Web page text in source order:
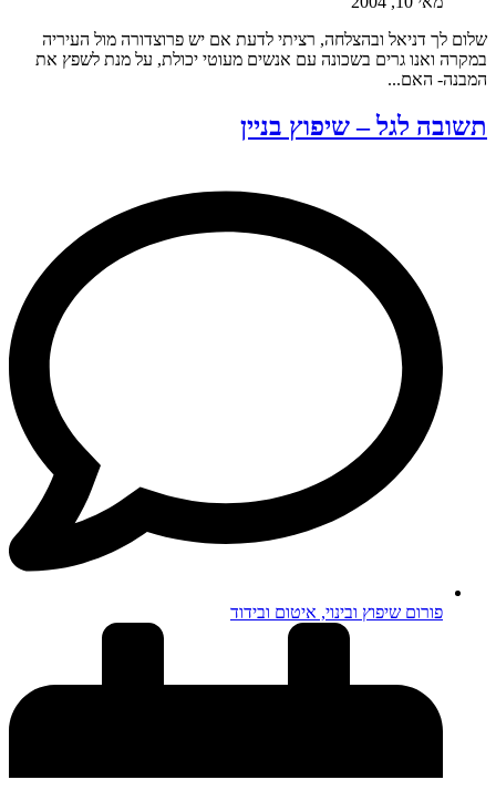
שלום לך דניאל ובהצלחה, רציתי לדעת אם יש פרוצדורה מול העיריה
במקרה ואנו גרים בשכונה עם אנשים מעוטי יכולת, על מנת לשפץ את
המבנה- האם...
תשובה לגל – שיפוץ בניין
פורום שיפוץ ובינוי, איטום ובידוד